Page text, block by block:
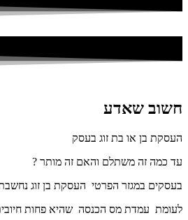
חשוב שאדע
העסקת בן או בת זוג בעסק
עד כמה זה משתלם והאם זה מותר ?
בעסקים במגזר הפרטי העסקת בן זוג
לעומת עמדת מס הכנסה שהיא פחות